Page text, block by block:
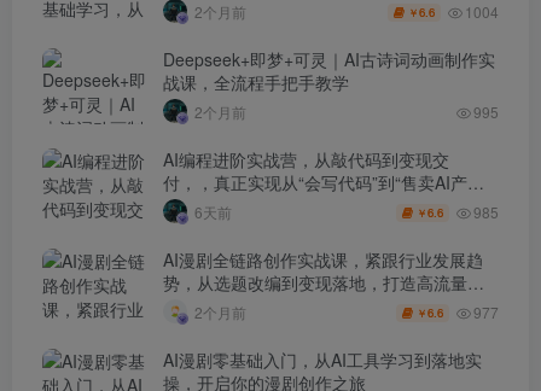
2个月前 ￥6.6 1004
Deepseek+即梦+可灵｜AI古诗词动画制作实
战课，全流程手把手教学
2个月前 995
AI编程进阶实战营，从敲代码到变现交
付，，真正实现从“会写代码”到“售卖AI产品
盈利”的跨越
6天前 ￥6.6 985
AI漫剧全链路创作实战课，紧跟行业发展趋
势，从选题改编到变现落地，打造高流量优
质作品2个月前 ￥6.6 977
AI漫剧零基础入门，从AI工具学习到落地实
操，开启你的漫剧创作之旅